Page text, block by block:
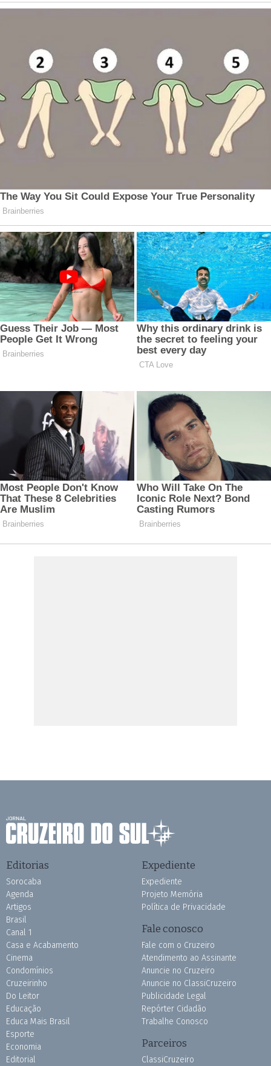
Editorias
Sorocaba
Agenda
Artigos
Brasil
Canal 1
Casa e Acabamento
Cinema
Condomínios
Cruzeirinho
Do Leitor
Educação
Educa Mais Brasil
Esporte
Economia
Editorial
Expediente
Expediente
Projeto Memória
Política de Privacidade
Fale conosco
Fale com o Cruzeiro
Atendimento ao Assinante
Anuncie no Cruzeiro
Anuncie no ClassiCruzeiro
Publicidade Legal
Repórter Cidadão
Trabalhe Conosco
Parceiros
ClassiCruzeiro